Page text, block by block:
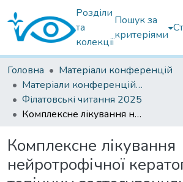
Розділи
та
колекції
Пошук за
критеріями
Головна
Матеріали конференцій
Матеріали конференцій Інституту Філатова
Філатовські читання 2025
Комплексне лікування нейротрофічної кератопатії з топічним застосуванням інсуліну
Комплексне лікування
нейротрофічної